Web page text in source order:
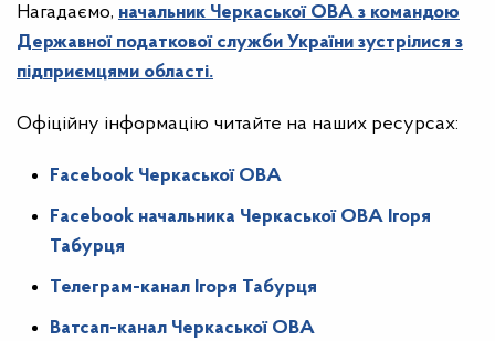
Нагадаємо, начальник Черкаської ОВА з командою
Державної податкової служби України зустрілися з
підприємцями області.
Офіційну інформацію читайте на наших ресурсах:
Facebook Черкаської ОВА
Facebook начальника Черкаської ОВА Ігоря
Табурця
Телеграм-канал Ігоря Табурця
Ватсап-канал Черкаської ОВА